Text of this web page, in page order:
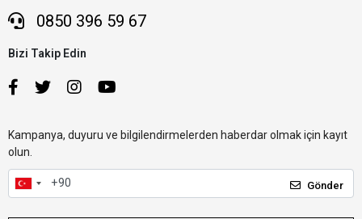
0850 396 59 67
Bizi Takip Edin
Kampanya, duyuru ve bilgilendirmelerden haberdar olmak için kayıt
olun.
Gönder